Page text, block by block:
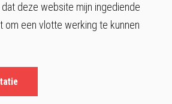
deze website mijn ingediende
om een vlotte werking te kunnen